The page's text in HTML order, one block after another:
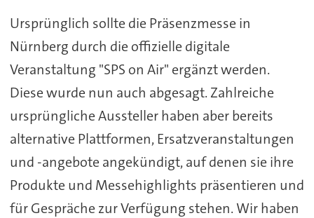
Ursprünglich sollte die Präsenzmesse in
Nürnberg durch die offizielle digitale
Veranstaltung "SPS on Air" ergänzt werden.
Diese wurde nun auch abgesagt. Zahlreiche
ursprüngliche Aussteller haben aber bereits
alternative Plattformen, Ersatzveranstaltungen
und -angebote angekündigt, auf denen sie ihre
Produkte und Messehighlights präsentieren und
für Gespräche zur Verfügung stehen. Wir haben